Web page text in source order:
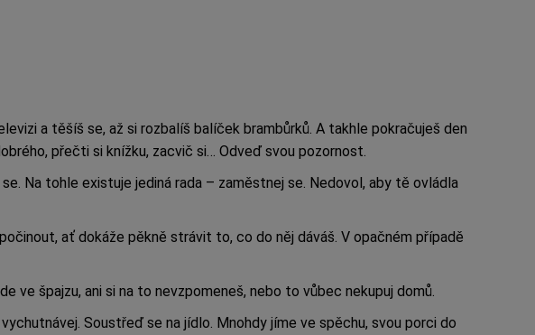
a těšíš se, až si rozbalíš balíček brambůrků. A takhle pokračuješ den
přečti si knížku, zacvič si… Odveď svou pozornost.
Na tohle existuje jediná rada – zaměstnej se. Nedovol, aby tě ovládla
ať dokáže pěkně strávit to, co do něj dáváš. V opačném případě
ve špajzu, ani si na to nevzpomeneš, nebo to vůbec nekupuj domů.
vychutnávej. Soustřeď se na jídlo. Mnohdy jíme ve spěchu, svou porci do